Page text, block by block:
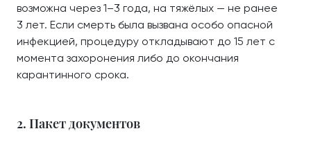
возможна через 1–3 года, на тяжёлых — не ранее
3 лет. Если смерть была вызвана особо опасной
инфекцией, процедуру откладывают до 15 лет с
момента захоронения либо до окончания
карантинного срока.
2. Пакет документов